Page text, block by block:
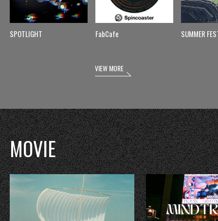
SPOTLIGHT FabCafe SUMMER
VIEW MORE
MOVIE